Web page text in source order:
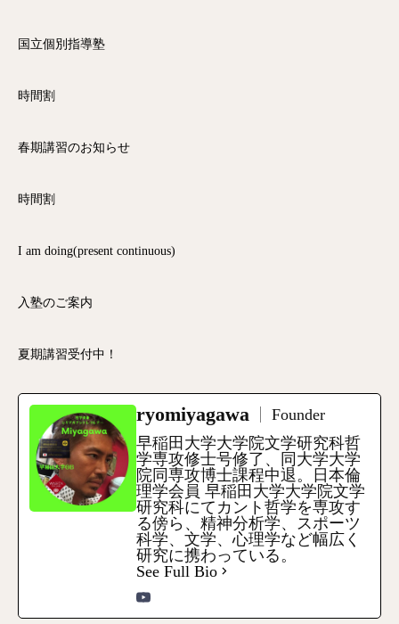
国立個別指導塾
時間割
春期講習のお知らせ
時間割
I am doing(present continuous)
入塾のご案内
夏期講習受付中！
ryomiyagawa
Founder
早稲田大学大学院文学研究科哲
学専攻修士号修了、同大学大学
院同専攻博士課程中退。日本倫
理学会員 早稲田大学大学院文学
研究科にてカント哲学を専攻す
る傍ら、精神分析学、スポーツ
科学、文学、心理学など幅広く
研究に携わっている。
See Full Bio